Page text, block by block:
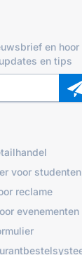
en hoor
en tips
voor studenten
reclame
evenementen